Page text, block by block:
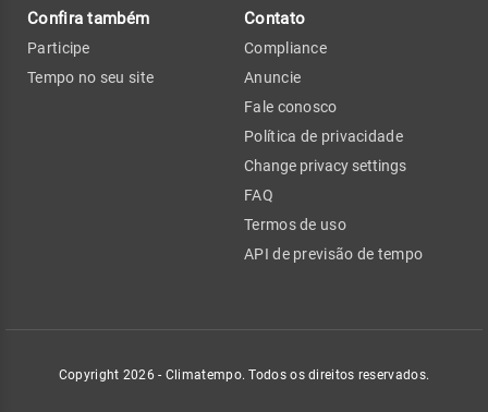
Confira também
Participe
Tempo no seu site
Contato
Compliance
Anuncie
Fale conosco
Política de privacidade
Change privacy settings
FAQ
Termos de uso
API de previsão de tempo
Copyright 2026 - Climatempo. Todos os direitos reservados.